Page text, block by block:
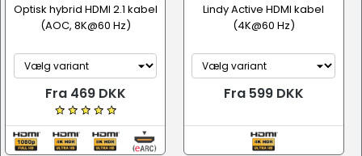
Optisk hybrid HDMI 2.1 kabel
(AOC, 8K@60 Hz)
Fra 469 DKK
Lindy Active HDMI kabel
(4K@60 Hz)
Fra 599 DKK